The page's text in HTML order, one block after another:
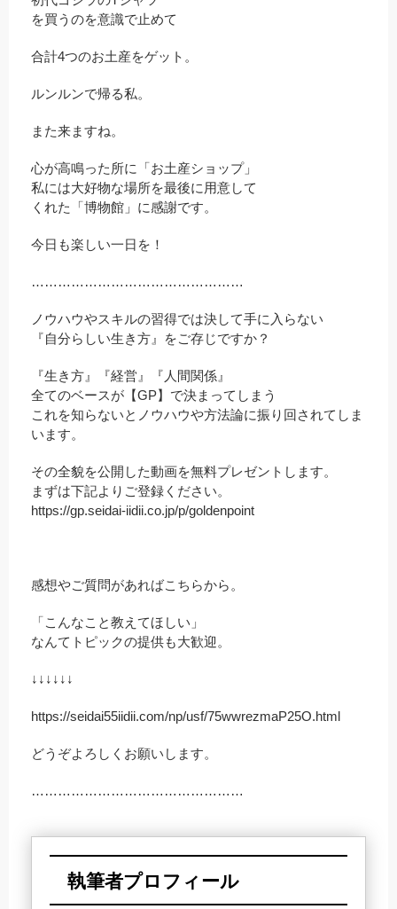
を買うのを意識で止めて
合計4つのお土産をゲット。
ルンルンで帰る私。
また来ますね。
心が高鳴った所に「お土産ショップ」
私には大好物な場所を最後に用意して
くれた「博物館」に感謝です。
今日も楽しい一日を！
…………………………………………
ノウハウやスキルの習得では決して手に入らない
『自分らしい生き方』をご存じですか？
『生き方』『経営』『人間関係』
全てのベースが【GP】で決まってしまう
これを知らないとノウハウや方法論に振り回されてしま
います。
その全貌を公開した動画を無料プレゼントします。
まずは下記よりご登録ください。
https://gp.seidai-iidii.co.jp/p/goldenpoint
感想やご質問があればこちらから。
「こんなこと教えてほしい」
なんてトピックの提供も大歓迎。
↓↓↓↓↓↓
https://seidai55iidii.com/np/usf/75wwrezmaP25O.html
どうぞよろしくお願いします。
…………………………………………
執筆者プロフィール